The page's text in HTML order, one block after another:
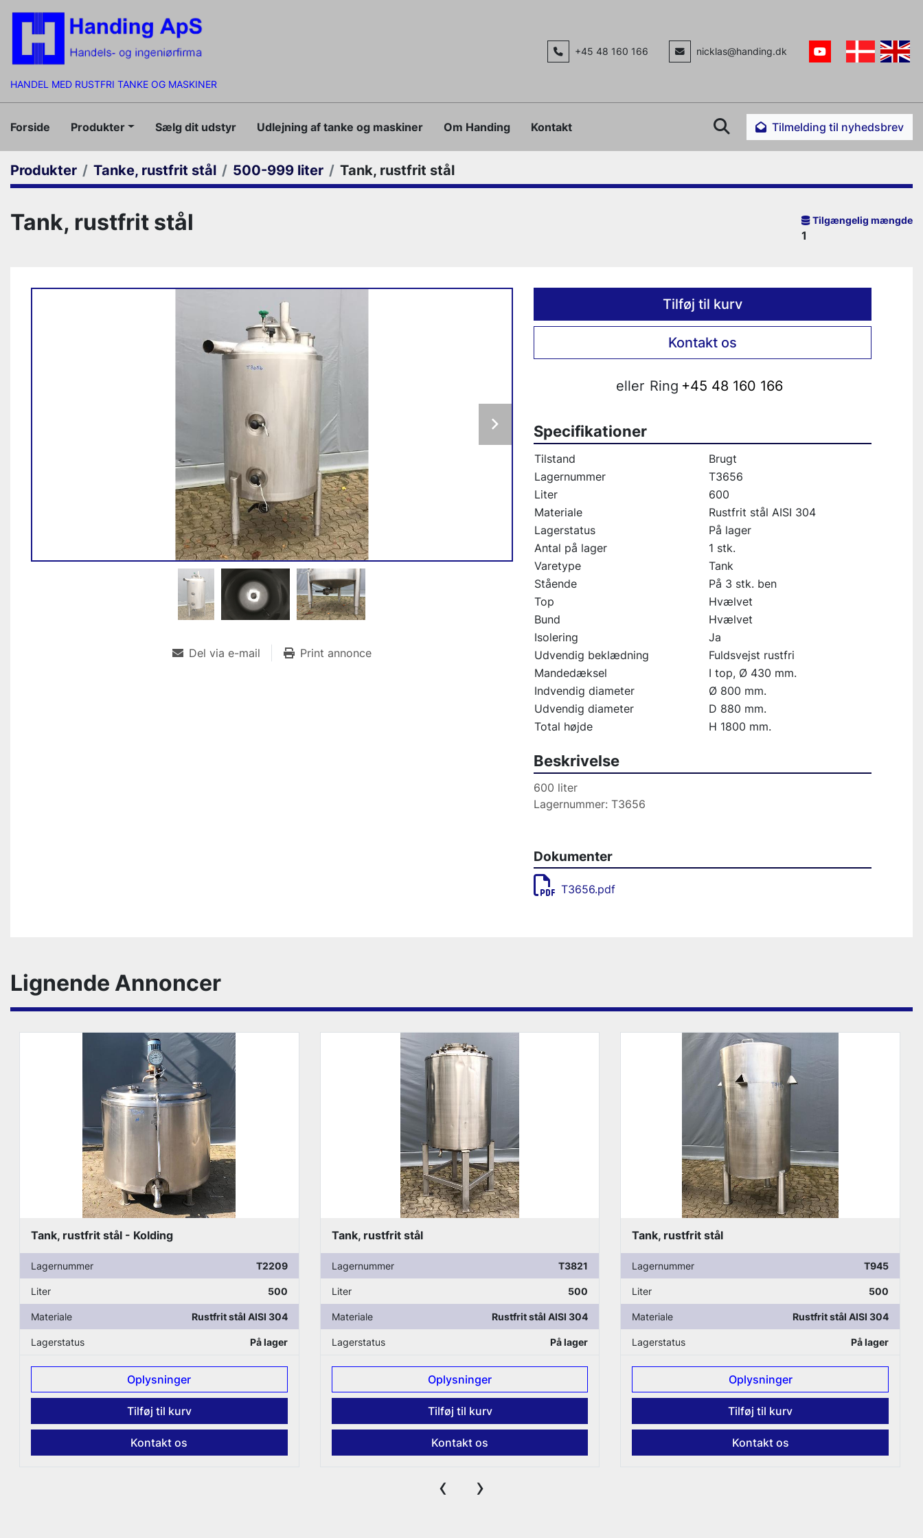
HANDEL MED RUSTFRI TANKE OG MASKINER
+45 48 160 166 nicklas@handing.dk
youtube
Forside Produkter Sælg dit udstyr Udlejning af tanke og maskiner Om Handing Kontakt Søg Tilmelding til nyhedsbrev
Produkter Tanke, rustfrit stål 500-999 liter Tank, rustfrit stål
Tank, rustfrit stål Tilgængelig mængde
1
Tilføj til kurv
Kontakt os
eller Ring +45 48 160 166
Del via e-mail Print annonce
Specifikationer
Tilstand
Brugt
Lagernummer
T3656
Liter
600
Materiale
Rustfrit stål AISI 304
Lagerstatus
På lager
Antal på lager
1 stk.
Varetype
Tank
Stående
På 3 stk. ben
Top
Hvælvet
Bund
Hvælvet
Isolering
Ja
Udvendig beklædning
Fuldsvejst rustfri
Mandedæksel
I top, Ø 430 mm.
Indvendig diameter
Ø 800 mm.
Udvendig diameter
D 880 mm.
Total højde
H 1800 mm.
Beskrivelse
600 liter
Lagernummer: T3656
Dokumenter
T3656.pdf
Lignende Annoncer
Tank, rustfrit stål
Lagernummer T3821
Liter 500
Materiale Rustfrit stål AISI 304
Lagerstatus På lager
Oplysninger
Tilføj til kurv
Kontakt os
Tank, rustfrit stål
Lagernummer T945
Liter 500
Materiale Rustfrit stål AISI 304
Lagerstatus På lager
Oplysninger
Tilføj til kurv
Kontakt os
Tank, rustfrit stål
Lagernummer T2131
Liter 500
Materiale Rustfrit stål AISI 304
Lagerstatus På lager
Oplysninger
Tilføj til kurv
Kontakt os
‹ ›